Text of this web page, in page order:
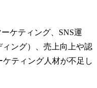
ケティング、SNS運
ィング）、売上向上や認
ティング人材が不足し